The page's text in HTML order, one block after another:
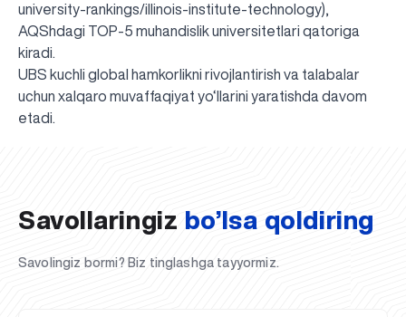
university-rankings/illinois-institute-technology),
AQShdagi TOP-5 muhandislik universitetlari qatoriga
kiradi.
UBS kuchli global hamkorlikni rivojlantirish va talabalar
uchun xalqaro muvaffaqiyat yo‘llarini yaratishda davom
etadi.
UBS professori "Yangi O‘zbekiston yosh olimlari"
qatoridan joy oldi!
Sevimli "UBS xabarnomasi" gazetamizning yangi soni
nashrdan chiqdi!
UBS faoliyati tahlili va istiqboldagi rejalar
UBS oʻqituvchilari Qirgʻizistonda malaka oshirdi
G‘alaba sari olg‘a, O‘zbekiston!
TAYINLOV
UBS OAVda
UBS va bitiruvchi talabalar viloyat hokimligi tomonidan
taqdirlandi
Til oʻrganishda Ovropacha aytganda "level up" qilishni
xohlaysizmi?
Inson kapitaliga yo‘naltirilgan investitsiya — Yangi
O‘zbekiston taraqqiyotining eng muhim tayanchi
Savollaringiz bo’lsa qoldiring
Savolingiz bormi? Biz tinglashga tayyormiz.